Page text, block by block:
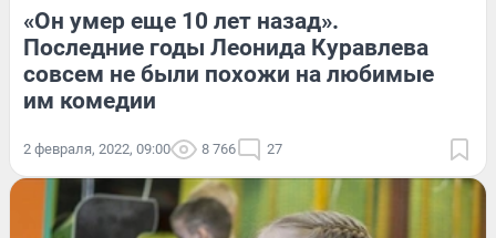
«Он умер еще 10 лет назад».
Последние годы Леонида Куравлева
совсем не были похожи на любимые
им комедии
2 февраля, 2022, 09:00 8 766 27